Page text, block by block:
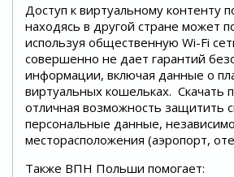
Доступ к виртуальному контенту
находясь в другой стране может
используя общественную Wi-Fi
совершенно не дает гарантий
информации, включая данные о
виртуальных кошельках. Скачать
отличная возможность защитить
персональные данные,
месторасположения (аэропорт,
Также ВПН Польши помогает: